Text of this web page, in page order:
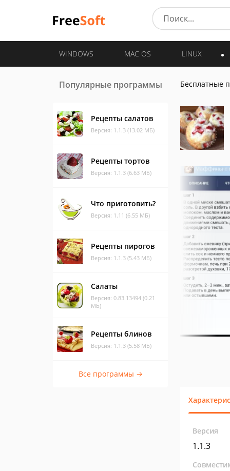
WINDOWS MAC OS LINUX
Популярные программы
Рецепты салатов
Версия: 1.1.3 (13.02 МБ)
Рецепты тортов
Версия: 1.1.3 (6.63 МБ)
Что приготовить?
Версия: 1.11 (6.55 МБ)
Рецепты пирогов
Версия: 1.1.3 (5.43 МБ)
Салаты
Версия: 0.83.13494 (0.21
МБ)
Рецепты блинов
Версия: 1.1.3 (5.58 МБ)
Все программы →
Бесплатные
Версия
1.1.3